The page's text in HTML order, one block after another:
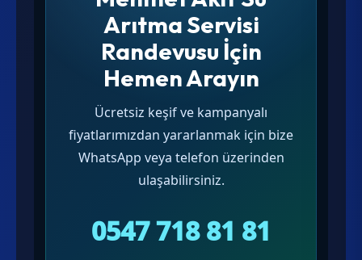
Arıtma Servisi
Randevusu İçin
Hemen Arayın
Ücretsiz keşif ve kampanyalı
fiyatlarımızdan yararlanmak için bize
WhatsApp veya telefon üzerinden
ulaşabilirsiniz.
0547 718 81 81